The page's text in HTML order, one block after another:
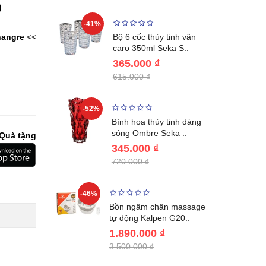
<<
tặng
vùng cổ,
Nhật..
-41%
Bộ 6 cốc thủy tinh vân
caro 350ml Seka S..
365.000 ₫
615.000 ₫
-52%
Bình hoa thủy tinh dáng
sóng Ombre Seka ..
345.000 ₫
720.000 ₫
-46%
Bồn ngâm chân massage
tự động Kalpen G20..
1.890.000 ₫
3.500.000 ₫